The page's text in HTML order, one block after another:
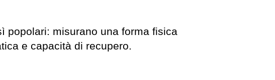
popolari: misurano una forma fisica
e capacità di recupero.